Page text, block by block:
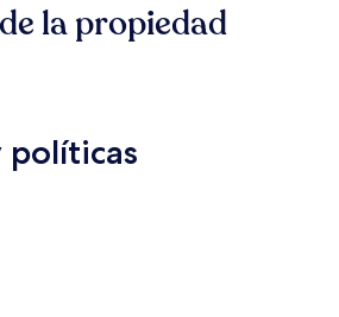
la propiedad
políticas